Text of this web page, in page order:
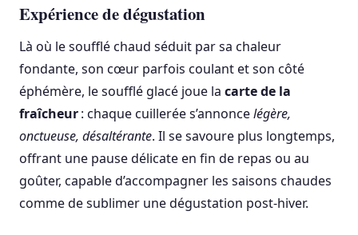
Expérience de dégustation
Là où le soufflé chaud séduit par sa chaleur
fondante, son cœur parfois coulant et son côté
éphémère, le soufflé glacé joue la carte de la
fraîcheur: chaque cuillerée s’annoncelégère,
onctueuse, désaltérante. Il se savoure plus longtemps,
offrant une pause délicate en fin de repas ou au
goûter, capable d’accompagner les saisons chaudes
comme de sublimer une dégustation post-hiver.